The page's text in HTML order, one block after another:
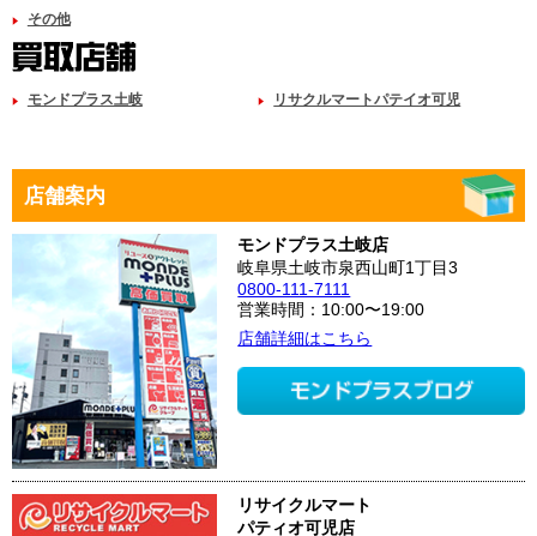
その他
モンドプラス土岐 リサクルマートパテイオ可児
店舗案内
モンドプラス土岐店
岐阜県土岐市泉西山町1丁目3
0800-111-7111
営業時間：10:00〜19:00
店舗詳細はこちら
リサイクルマート
パティオ可児店